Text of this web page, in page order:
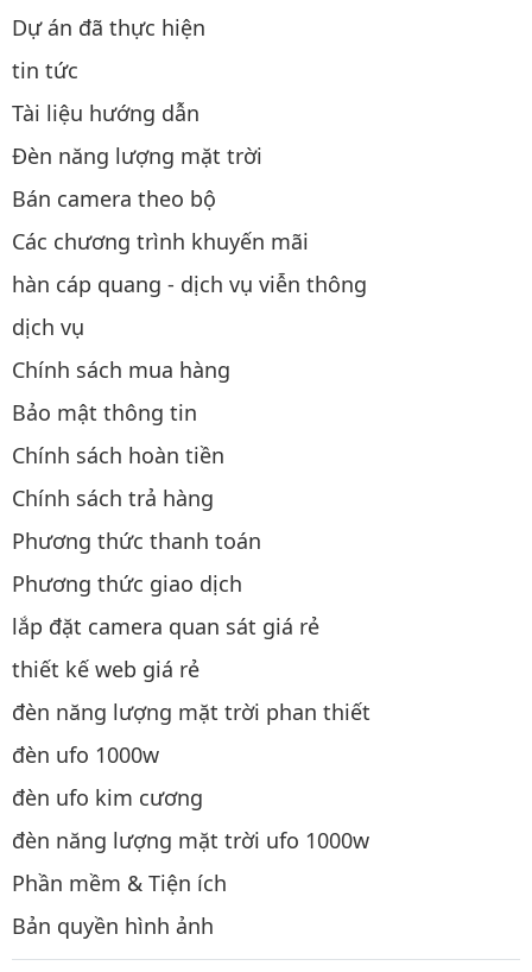
Dự án đã thực hiện
tin tức
Tài liệu hướng dẫn
Đèn năng lượng mặt trời
Bán camera theo bộ
Các chương trình khuyến mãi
hàn cáp quang - dịch vụ viễn thông
dịch vụ
Chính sách mua hàng
Bảo mật thông tin
Chính sách hoàn tiền
Chính sách trả hàng
Phương thức thanh toán
Phương thức giao dịch
lắp đặt camera quan sát giá rẻ
thiết kế web giá rẻ
đèn năng lượng mặt trời phan thiết
đèn ufo 1000w
đèn ufo kim cương
đèn năng lượng mặt trời ufo 1000w
Phần mềm & Tiện ích
Bản quyền hình ảnh